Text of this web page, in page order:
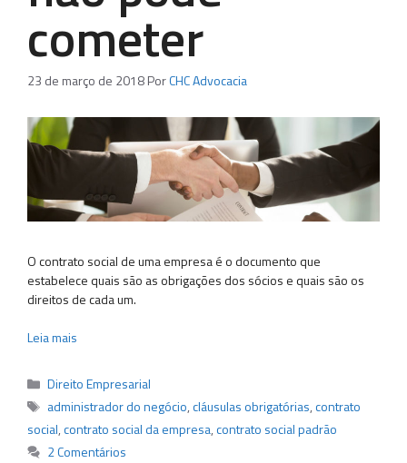
cometer
23 de março de 2018PorCHC Advocacia
O contrato social de uma empresa é o documento que
estabelece quais são as obrigações dos sócios e quais são os
direitos de cada um.
Leia mais
Categorias
Direito Empresarial
Tags
administrador do negócio,cláusulas obrigatórias,contrato
social,contrato social da empresa,contrato social padrão
2 Comentários